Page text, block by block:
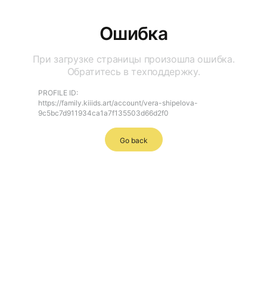
Ошибка
При загрузке страницы произошла ошибка.
Обратитесь в техподдержку.
PROFILE ID:
https://family.kiiids.art/account/vera-shipelova-
9c5bc7d911934ca1a7f135503d66d2f0
Go back